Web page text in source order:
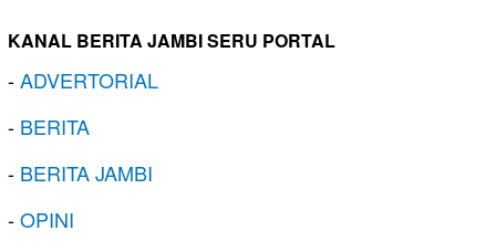
KANAL BERITA JAMBI SERU PORTAL
-ADVERTORIAL
- BERITA
- BERITA JAMBI
-OPINI